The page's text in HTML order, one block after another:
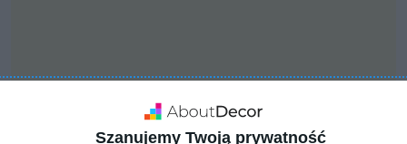
Szanujemy Twoją prywatność